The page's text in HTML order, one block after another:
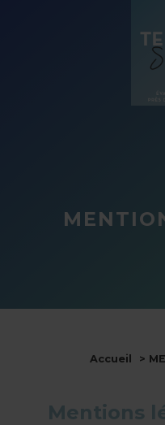
Accueil >
Mentions